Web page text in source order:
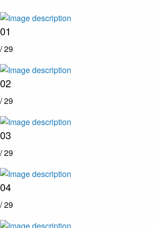
01
/ 29
02
/ 29
03
/ 29
04
/ 29